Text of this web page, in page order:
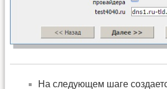
На следующем шаге